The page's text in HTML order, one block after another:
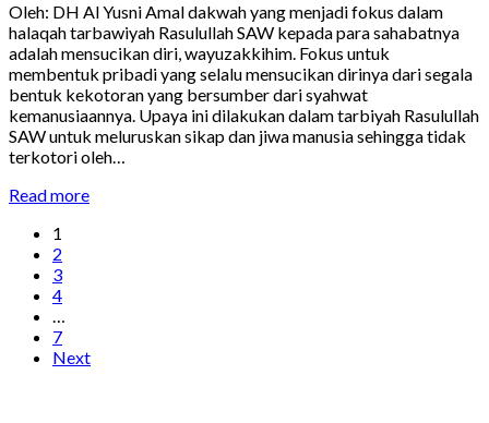
Oleh: DH Al Yusni Amal dakwah yang menjadi fokus dalam
halaqah tarbawiyah Rasulullah SAW kepada para sahabatnya
adalah mensucikan diri, wayuzakkihim. Fokus untuk
membentuk pribadi yang selalu mensucikan dirinya dari segala
bentuk kekotoran yang bersumber dari syahwat
kemanusiaannya. Upaya ini dilakukan dalam tarbiyah Rasulullah
SAW untuk meluruskan sikap dan jiwa manusia sehingga tidak
terkotori oleh…
Read more
1
2
3
4
…
7
Next